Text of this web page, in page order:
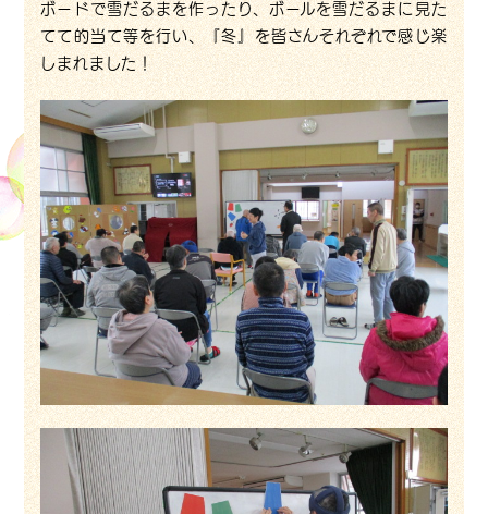
ボードで雪だるまを作ったり、ボールを雪だるまに見た
てて的当て等を行い、『冬』を皆さんそれぞれで感じ楽
しまれました！